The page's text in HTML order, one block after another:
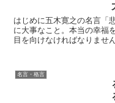
はじめに五木寛之の名言「
に大事なこと。本当の幸福
目を向けなければなりませ
名言・格言